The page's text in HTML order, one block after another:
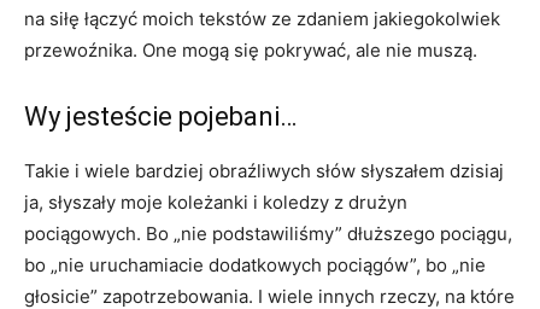
na siłę łączyć moich tekstów ze zdaniem jakiegokolwiek
przewoźnika. One mogą się pokrywać, ale nie muszą.
Wy jesteście pojebani…
Takie i wiele bardziej obraźliwych słów słyszałem dzisiaj
ja, słyszały moje koleżanki i koledzy z drużyn
pociągowych. Bo „nie podstawiliśmy” dłuższego pociągu,
bo „nie uruchamiacie dodatkowych pociągów”, bo „nie
głosicie” zapotrzebowania. I wiele innych rzeczy, na które